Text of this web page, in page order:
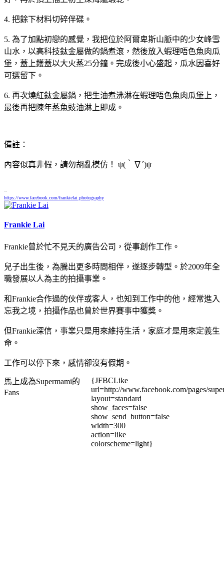
4. 把餘下材料切碎伴碟。
5. 為了加點初戀的感覺，我把位於阿爾卑斯山脈中的少女峰雪
山水，以高科技鈦金屬做的鍋煮滾，然後放入蝦理唔色魚肉瓜
堡，蓋上鑊蓋以大火蒸25分鐘。完成後小心盛起，瓜水因喜好
可選留下。
6. 再次燒紅鈦金屬鍋，把生油煮沸淋在蝦理唔色魚肉瓜堡上，
最後再把陳年蒸魚豉油淋上即成。
備註：
內容似真非假，請勿胡亂模仿！ ψ(｀∇´)ψ
--
https://www.facebook.com/frankielai.photography
Frankie Lai
Frankie曾於忙不見天的廣告公司，從事創作工作。
兒子出生後，為騰出更多時間相伴，遂逐步轉型。於2009年全
職發展以人為主的拍攝事業。
和Frankie合作過的伙伴或客人，也知到工作中的他，經常進入
忘我之境，拍攝作品也曾於世界賽事中獲獎。
但Frankie深信，事業只是用來維持生活，家庭才是用來定義生
命。
工作可以停下來，感情卻沒有假期。
馬上成為Supermami的
Fans
{JFBCLike
url=http://www.facebook.com/pages/
layout=standard
show_faces=false
show_send_button=false
width=300
action=like
colorscheme=light}